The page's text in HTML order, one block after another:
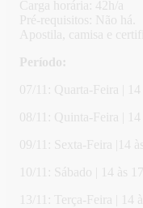
Carga horária: 42h/a
Pré-requisitos: Não há.
Apostila, camisa e
Período:
07/11: Quarta-Feira | 14
08/11: Quinta-Feira | 14
09/11: Sexta-Feira |14 às
10/11: Sábado | 14 às 17h
13/11: Terça-Feira | 14